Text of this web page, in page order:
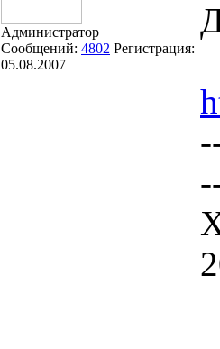
Администратор
Сообщений: 4802 Регистрация:
05.08.2007